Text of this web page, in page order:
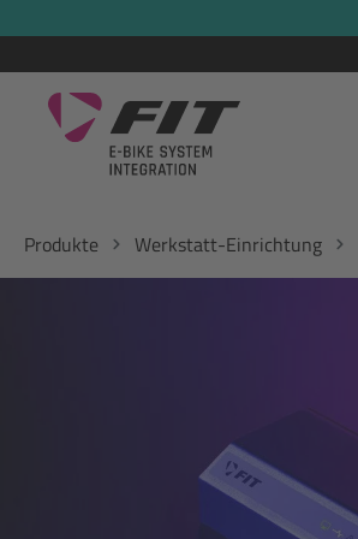
Produkte Werkstatt-Einrichtung